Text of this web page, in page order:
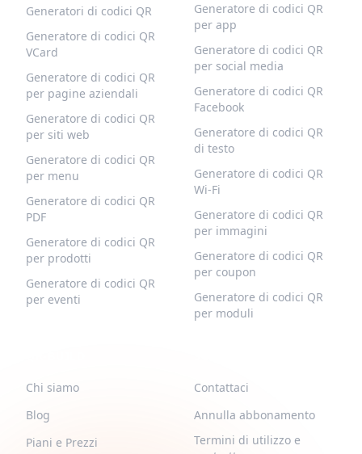
Generatori di codici QR
Generatore di codici QR
VCard
Generatore di codici QR
per pagine aziendali
Generatore di codici QR
per siti web
Generatore di codici QR
per menu
Generatore di codici QR
PDF
Generatore di codici QR
per prodotti
Generatore di codici QR
per eventi
Generatore di codici QR
per app
Generatore di codici QR
per social media
Generatore di codici QR
Facebook
Generatore di codici QR
di testo
Generatore di codici QR
Wi-Fi
Generatore di codici QR
per immagini
Generatore di codici QR
per coupon
Generatore di codici QR
per moduli
Chi siamo
Blog
Piani e Prezzi
Contattaci
Annulla abbonamento
Termini di utilizzo e